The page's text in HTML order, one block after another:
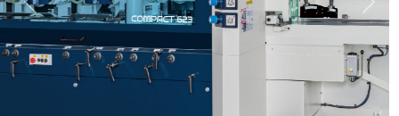
Previous Next